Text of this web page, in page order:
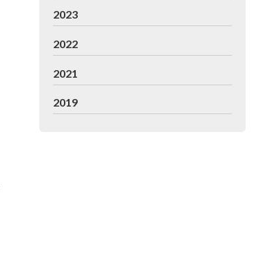
2023
2022
2021
2019